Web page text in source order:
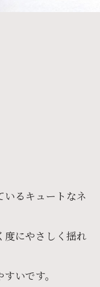
るキュートなネ
度にやさしく揺れ
いです。